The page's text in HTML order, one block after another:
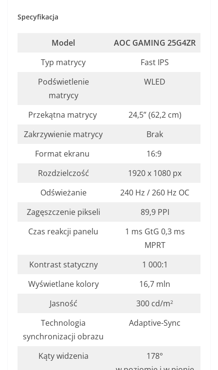
Specyfikacja
Model
AOC GAMING 25G4ZR
Typ matrycy
Fast IPS
Podświetlenie
matrycy
WLED
Przekątna matrycy
24,5” (62,2 cm)
Zakrzywienie matrycy
Brak
Format ekranu
16:9
Rozdzielczość
1920 x 1080 px
Odświeżanie
240 Hz / 260 Hz OC
Zagęszczenie pikseli
89,9 PPI
Czas reakcji panelu
1 ms GtG 0,3 ms
MPRT
Kontrast statyczny
1 000:1
Wyświetlane kolory
16,7 mln
Jasność
300 cd/m2
Technologia
synchronizacji obrazu
Adaptive-Sync
Kąty widzenia
178°